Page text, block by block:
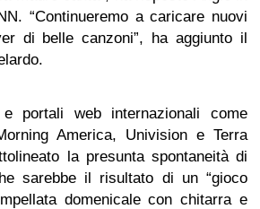
“Continueremo a caricare nuovi
di belle canzoni”, ha aggiunto il
portali web internazionali come
America, Univision e Terra
la presunta spontaneità di
sarebbe il risultato di un “gioco
domenicale con chitarra e